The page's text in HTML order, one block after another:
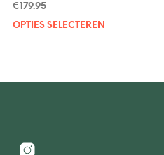
Dit
variaties.
gekozen
€ 179.95
OPTIES SELECTEREN